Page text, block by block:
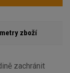
zboží
zachránit